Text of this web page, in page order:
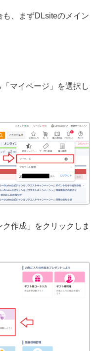
、まずDLsiteのメイン
マイページ」を選択し
作成」をクリックしま